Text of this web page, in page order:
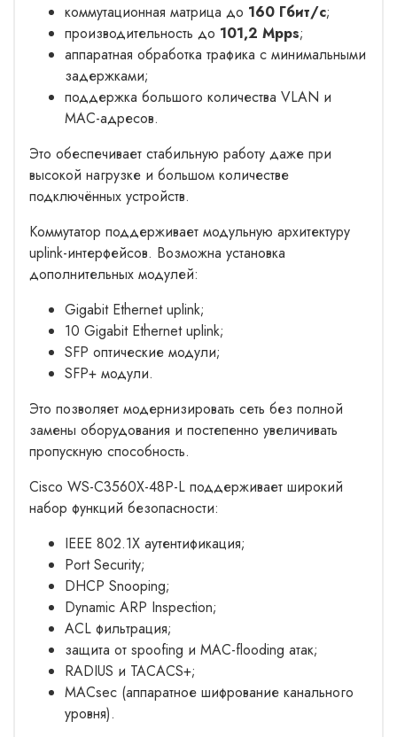
коммутационная матрица до 160 Гбит/с;
производительность до 101,2 Mpps;
аппаратная обработка трафика с минимальными
задержками;
поддержка большого количества VLAN и
MAC-адресов.
Это обеспечивает стабильную работу даже при
высокой нагрузке и большом количестве
подключённых устройств.
Коммутатор поддерживает модульную архитектуру
uplink-интерфейсов. Возможна установка
дополнительных модулей:
Gigabit Ethernet uplink;
10 Gigabit Ethernet uplink;
SFP оптические модули;
SFP+ модули.
Это позволяет модернизировать сеть без полной
замены оборудования и постепенно увеличивать
пропускную способность.
Cisco WS-C3560X-48P-L поддерживает широкий
набор функций безопасности:
IEEE 802.1X аутентификация;
Port Security;
DHCP Snooping;
Dynamic ARP Inspection;
ACL фильтрация;
защита от spoofing и MAC-flooding атак;
RADIUS и TACACS+;
MACsec (аппаратное шифрование канального
уровня).